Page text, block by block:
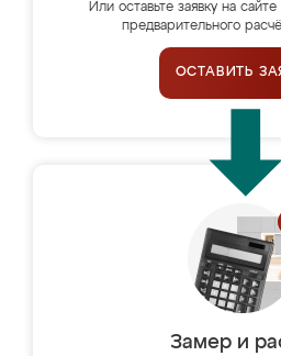
Или оставьте заявку на
предварительного
ОСТАВИТЬ
Замер и